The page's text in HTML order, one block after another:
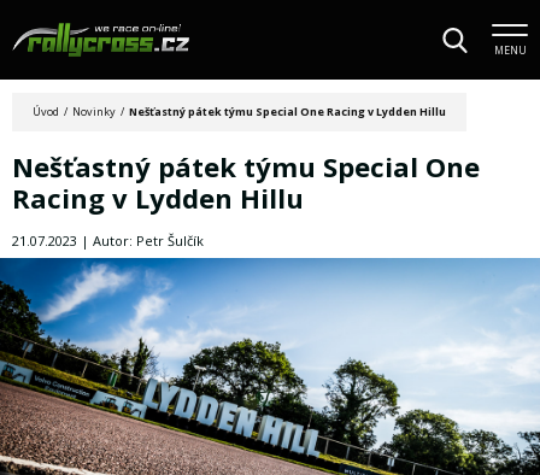
MENU
Úvod / Novinky / Nešťastný pátek týmu Special One Racing v Lydden Hillu
Nešťastný pátek týmu Special One
Racing v Lydden Hillu
21.07.2023 | Autor: Petr Šulčík